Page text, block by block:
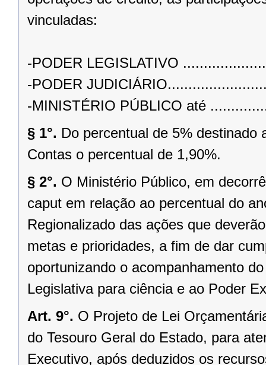
vinculadas:
-PODER LEGISLATIVO
-PODER
-MINISTÉRIO PÚBLICO até
§ 1°. Do percentual de 5% destinado
Contas o percentual de 1,90%.
§ 2°. O Ministério Público, em
caput em relação ao percentual do
Regionalizado das ações que
metas e prioridades, a fim de dar
oportunizando o acompanhamento
Legislativa para ciência e ao Poder
Art. 9°. O Projeto de Lei
do Tesouro Geral do Estado, para
Executivo, após deduzidos os